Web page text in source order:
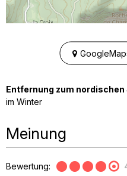
Entfernung zum nordischen
im Winter
Meinung
Bewertung: